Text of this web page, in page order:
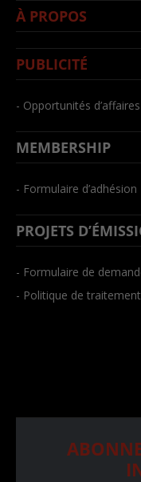
À PROPOS
PUBLICITÉ
- Opportunités d’affaires
MEMBERSHIP
- Formulaire d’adhésion
PROJETS
- Formulaire de
- Politique de traitement